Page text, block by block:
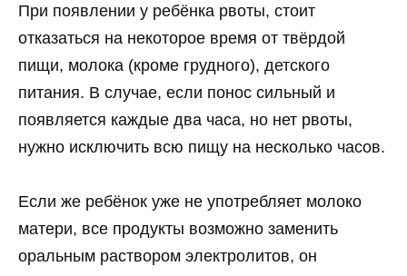
При появлении у ребёнка рвоты, стоит
отказаться на некоторое время от твёрдой
пищи, молока (кроме грудного), детского
питания. В случае, если понос сильный и
появляется каждые два часа, но нет рвоты,
нужно исключить всю пищу на несколько часов.
Если же ребёнок уже не употребляет молоко
матери, все продукты возможно заменить
оральным раствором электролитов, он